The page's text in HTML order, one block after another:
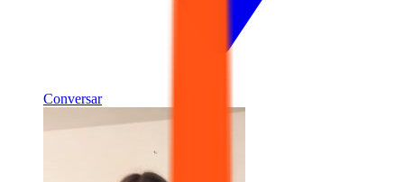
Conversar